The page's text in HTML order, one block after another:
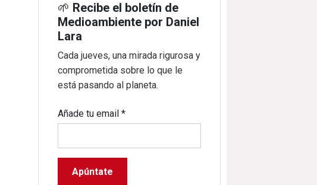
🌱 Recibe el boletín de
Medioambiente por Daniel
Lara
Cada jueves, una mirada rigurosa y
comprometida sobre lo que le
está pasando al planeta.
Añade tu email*